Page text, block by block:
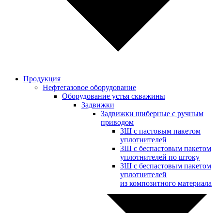
Продукция
Нефтегазовое оборудование
Оборудование устья скважины
Задвижки
Задвижки шиберные с ручным
приводом
ЗШ с пастовым пакетом
уплотнителей
ЗШ с беспастовым пакетом
уплотнителей по штоку
ЗШ с беспастовым пакетом
уплотнителей
из композитного материала